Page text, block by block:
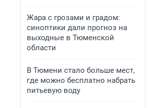
Жара с грозами и градом:
синоптики дали прогноз на
выходные в Тюменской
области
В Тюмени стало больше мест,
где можно бесплатно набрать
питьевую воду